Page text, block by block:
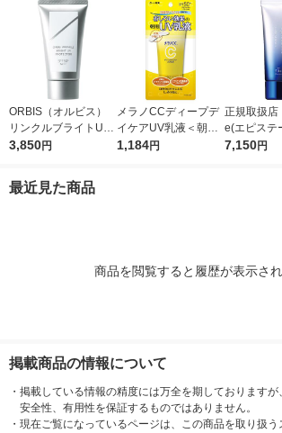
ORBIS（オルビス）
リンクルブライトUV
プロテクター N 50g
3,850円
メラノCCディープデ
イケアUV乳液＜朝用
日焼け止め乳液＞50g
1,184円
正規取扱
e(エピステ
ワイトUVレ
7,150円
最近見た商品
商品を閲覧すると履歴が表示さ
掲載商品の情報について
・ 掲載している情報の精度には万全を期しておりますが
安全性、有用性を保証するものではありません。
・ 現在ご覧になっているページは、この商品を取り扱う